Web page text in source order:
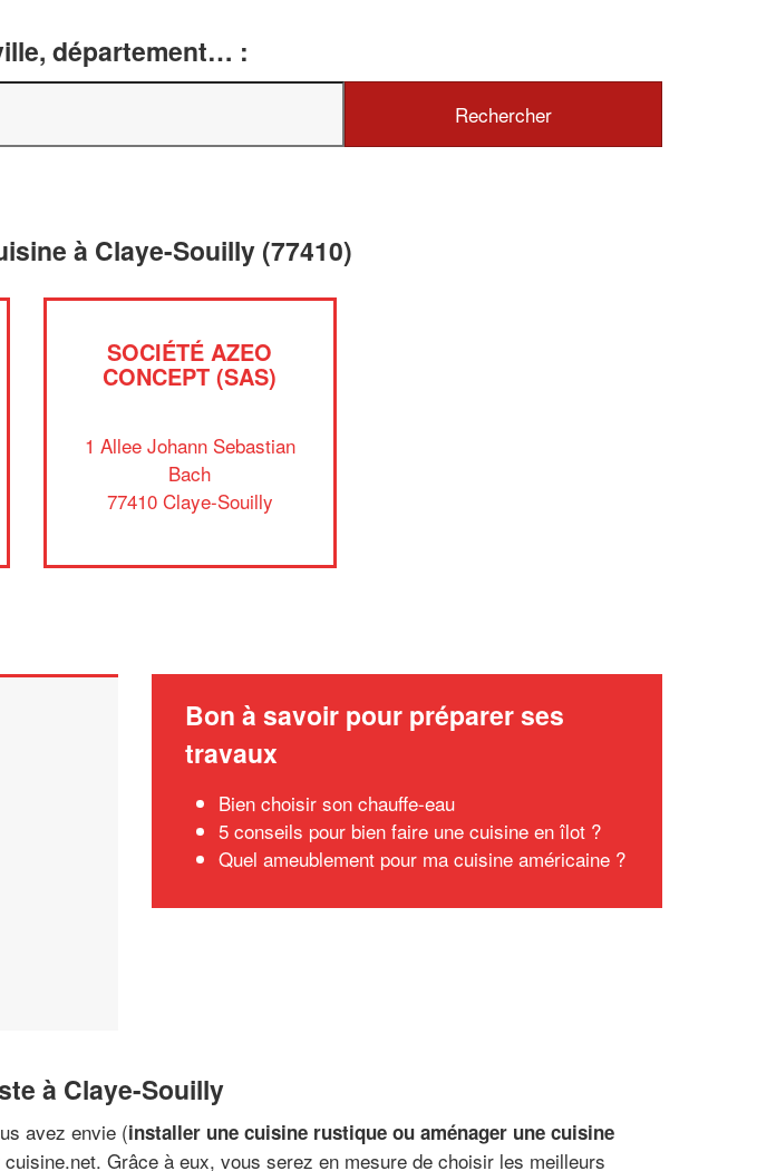
département… :
à Claye-Souilly (77410)
SOCIÉTÉ AZEO
CONCEPT (SAS)
1 Allee Johann Sebastian
Bach
77410 Claye-Souilly
Bon à savoir pour préparer ses
travaux
Bien choisir son chauffe-eau
5 conseils pour bien faire une cuisine en îlot ?
Quel ameublement pour ma cuisine américaine ?
à Claye-Souilly
avez envie (installer une cuisine rustique ou aménager une cuisine
Grâce à eux, vous serez en mesure de choisir les meilleurs